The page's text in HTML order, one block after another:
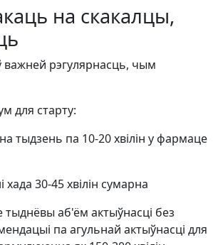
на скакалцы,
важней рэгулярнасць, чым
для старту:
на тыдзень па 10-20 хвілін у фармаце
хада 30-45 хвілін сумарна
тыднёвы аб'ём актыўнасці без
па агульнай актыўнасці для